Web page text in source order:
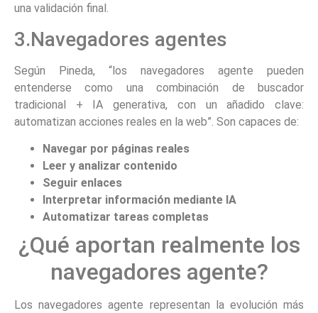
una validación final.
3.Navegadores agentes
Según Pineda, “los navegadores agente pueden
entenderse como una combinación de buscador
tradicional + IA generativa, con un añadido clave:
automatizan acciones reales en la web”. Son capaces de:
Navegar por páginas reales
Leer y analizar contenido
Seguir enlaces
Interpretar información mediante IA
Automatizar tareas completas
¿Qué aportan realmente los
navegadores agente?
Los navegadores agente representan la evolución más